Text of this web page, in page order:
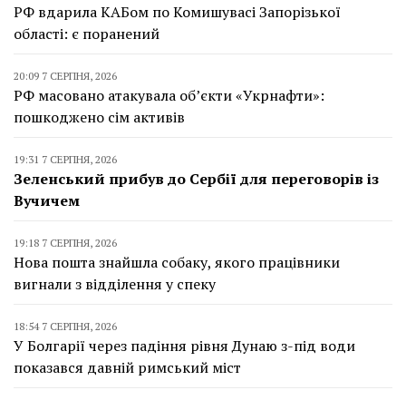
РФ вдарила КАБом по Комишувасі Запорізької
області: є поранений
20:09 7 СЕРПНЯ, 2026
РФ масовано атакувала об’єкти «Укрнафти»:
пошкоджено сім активів
19:31 7 СЕРПНЯ, 2026
Зеленський прибув до Сербії для переговорів із
Вучичем
19:18 7 СЕРПНЯ, 2026
Нова пошта знайшла собаку, якого працівники
вигнали з відділення у спеку
18:54 7 СЕРПНЯ, 2026
У Болгарії через падіння рівня Дунаю з-під води
показався давній римський міст